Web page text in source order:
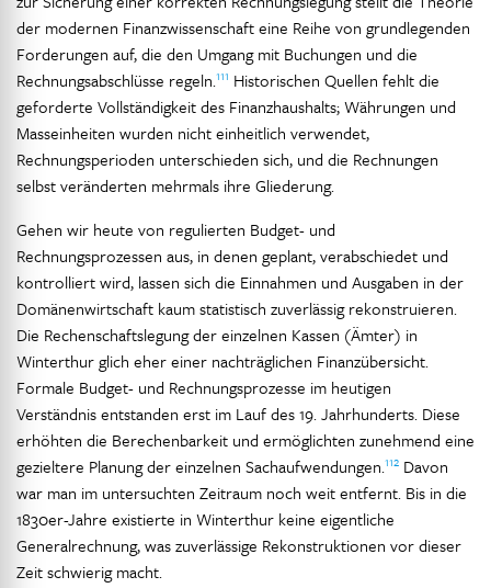
der modernen Finanzwissenschaft eine Reihe von grundlegenden
Forderungen auf, die den Umgang mit Buchungen und die
Rechnungsabschlüsse regeln.111 Historischen Quellen fehlt die
geforderte Vollständigkeit des Finanzhaushalts; Währungen und
Masseinheiten wurden nicht einheitlich verwendet,
Rechnungsperioden unterschieden sich, und die Rechnungen
selbst veränderten mehrmals ihre Gliederung.
Gehen wir heute von regulierten Budget- und
Rechnungsprozessen aus, in denen geplant, verabschiedet und
kontrolliert wird, lassen sich die Einnahmen und Ausgaben in der
Domänenwirtschaft kaum statistisch zuverlässig rekonstruieren.
Die Rechenschaftslegung der einzelnen Kassen (Ämter) in
Winterthur glich eher einer nachträglichen Finanzübersicht.
Formale Budget- und Rechnungsprozesse im heutigen
Verständnis entstanden erst im Lauf des 19. Jahrhunderts. Diese
erhöhten die Berechenbarkeit und ermöglichten zunehmend eine
gezieltere Planung der einzelnen Sachaufwendungen.112 Davon
war man im untersuchten Zeitraum noch weit entfernt. Bis in die
1830er-Jahre existierte in Winterthur keine eigentliche
Generalrechnung, was zuverlässige Rekonstruktionen vor dieser
Zeit schwierig macht.